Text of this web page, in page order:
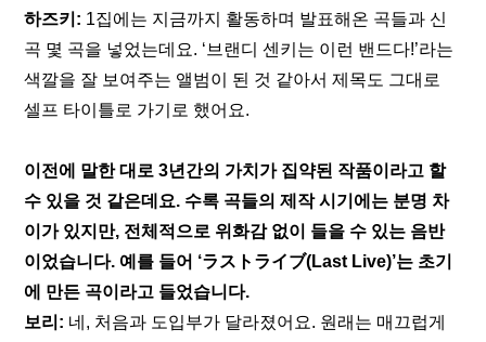
하즈키: 1집에는 지금까지 활동하며 발표해온 곡들과 신
곡 몇 곡을 넣었는데요. ‘브랜디 센키는 이런 밴드다!’라는
색깔을 잘 보여주는 앨범이 된 것 같아서 제목도 그대로
셀프 타이틀로 가기로 했어요.
이전에 말한 대로 3년간의 가치가 집약된 작품이라고 할
수 있을 것 같은데요. 수록 곡들의 제작 시기에는 분명 차
이가 있지만, 전체적으로 위화감 없이 들을 수 있는 음반
이었습니다. 예를 들어 ‘ラストライブ(Last Live)’는 초기
에 만든 곡이라고 들었습니다.
보리: 네, 처음과 도입부가 달라졌어요. 원래는 매끄럽게